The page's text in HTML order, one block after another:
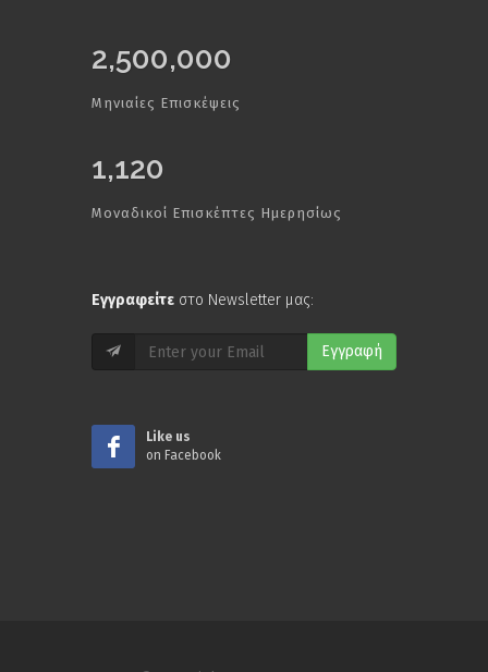
2,500,000
Μηνιαίες Επισκέψεις
1,120
Μοναδικοί Επισκέπτες Ημερησίως
Εγγραφείτε στο Newsletter μας:
Εγγραφή
Like us
on Facebook